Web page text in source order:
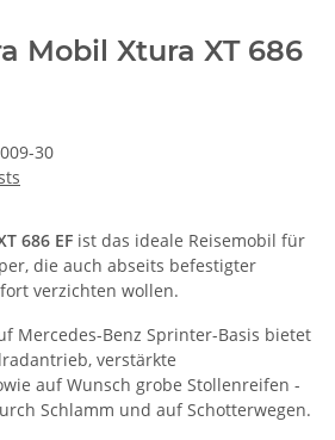
Mobil Xtura XT 686
30
686 EF ist das ideale Reisemobil für
die auch abseits befestigter
verzichten wollen.
Mercedes-Benz Sprinter-Basis bietet
verstärkte
auf Wunsch grobe Stollenreifen -
Schlamm und auf Schotterwegen.